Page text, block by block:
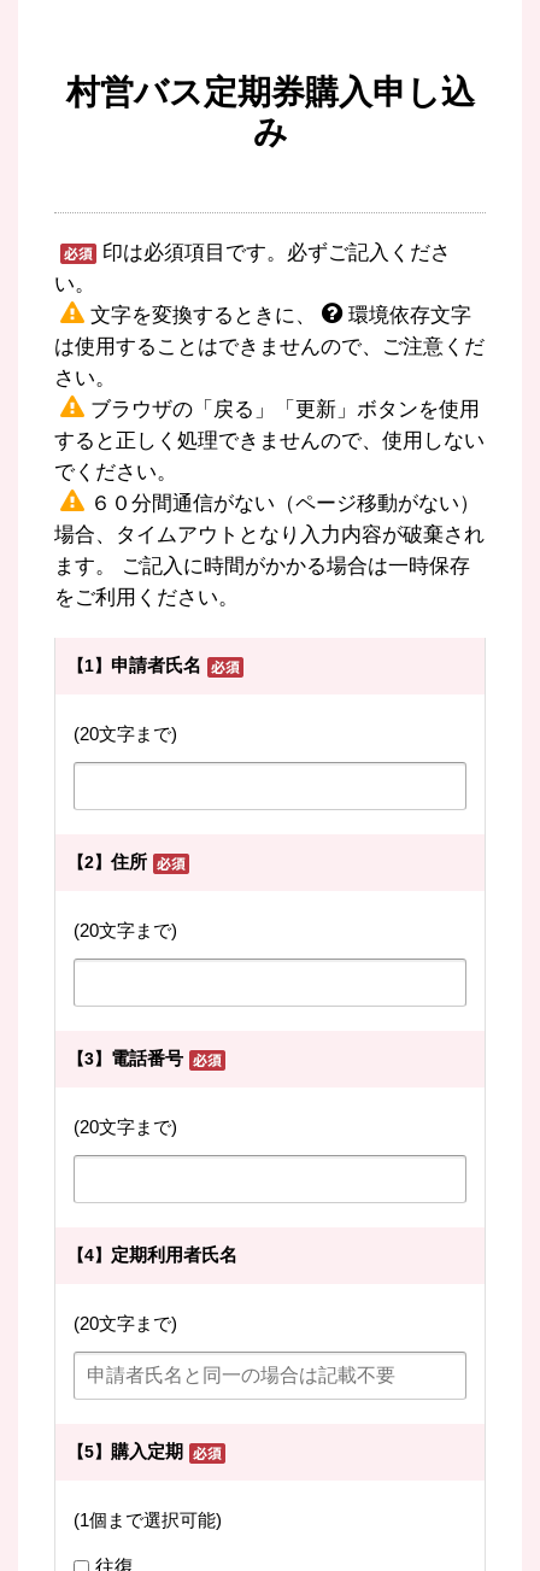
村営バス定期券購入申し込
み
印は必須項目です。必ずご記入くださ
い。
文字を変換するときに、
環境依存文字
は使用することはできませんので、ご注意くだ
さい。
ブラウザの「戻る」「更新」ボタンを使用
すると正しく処理できませんので、使用しない
でください。
６０分間通信がない（ページ移動がない）
場合、タイムアウトとなり入力内容が破棄され
ます。 ご記入に時間がかかる場合は一時保存
をご利用ください。
【1】 申請者氏名
(20文字まで)
【2】 住所
(20文字まで)
【3】 電話番号
(20文字まで)
【4】 定期利用者氏名
(20文字まで)
【5】 購入定期
(1個まで選択可能)
往復